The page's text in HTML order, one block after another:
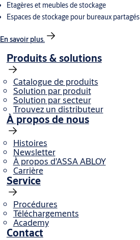
Etagères et meubles de stockage
Espaces de stockage pour bureaux partagés
En savoir plus.
Produits & solutions
Catalogue de produits
Solution par produit
Solution par secteur
Trouvez un distributeur
À propos de nous
Histoires
Newsletter
À propos d’ASSA ABLOY
Carrière
Service
Procédures
Téléchargements
Academy
Contact